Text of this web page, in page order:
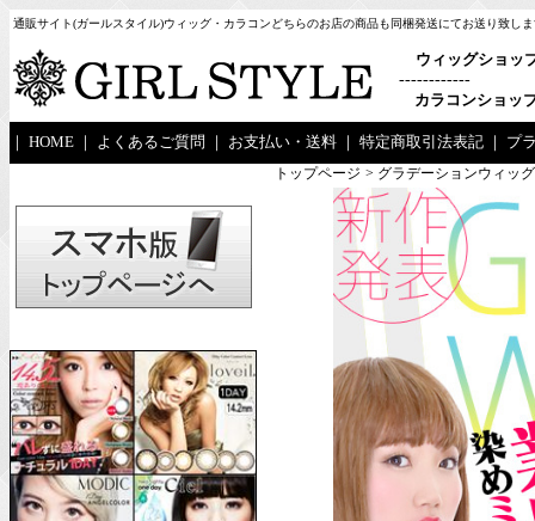
通販サイト(ガールスタイル)ウィッグ・カラコンどちらのお店の商品も同梱発送にてお送り致し
ウィッグショッ
------------
カラコンショッ
｜ HOME ｜ よくあるご質問 ｜ お支払い・送料 ｜ 特定商取引法表記 ｜ プ
トップページ > グラデーションウィッグ